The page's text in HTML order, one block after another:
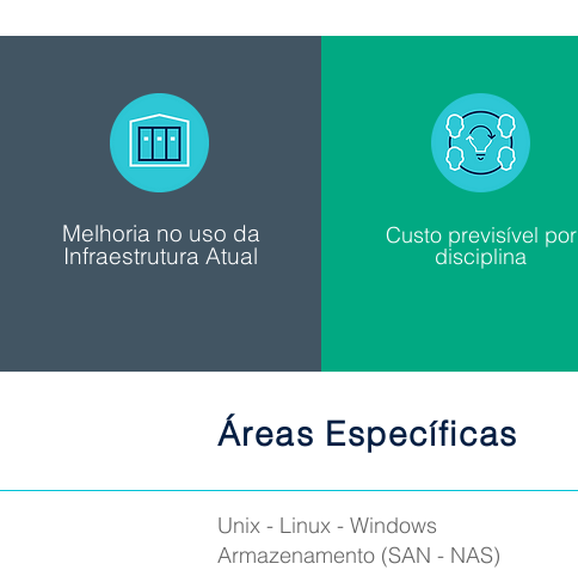
Melhoria no uso da
Infraestrutura Atual
Custo previsível por
disciplina
Áreas Específicas
Unix - Linux - Windows
Armazenamento (SAN - NAS)